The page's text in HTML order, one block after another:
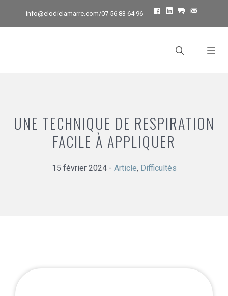
info@elodielamarre.com/07 56 83 64 96 Facebook
Linkedinmessenger
UNE TECHNIQUE DE RESPIRATION
FACILE À APPLIQUER
15 février 2024- Article, Difficultés